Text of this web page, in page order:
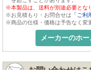
※本製品は、送料が別途必要とな
※お見積もり・お問合せは 「ご利
※商品の仕様・価格は予告なく変
メーカーのホ